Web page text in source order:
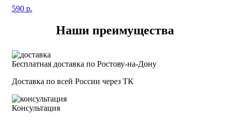
590 р.
Наши преимущества
Бесплатная доставка по Ростову-на-Дону
Доставка по всей России через ТК
Консультация